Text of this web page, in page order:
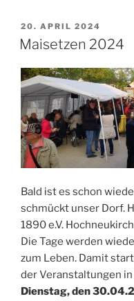
VERÖFFENTLICHT
AM
20. APRIL 2024
Maisetzen 2024
Bald ist es schon
schmückt unser Dorf.
1890 e.V.
Die Tage werden
zum Leben. Damit
der Veranstaltungen
Dienstag, den